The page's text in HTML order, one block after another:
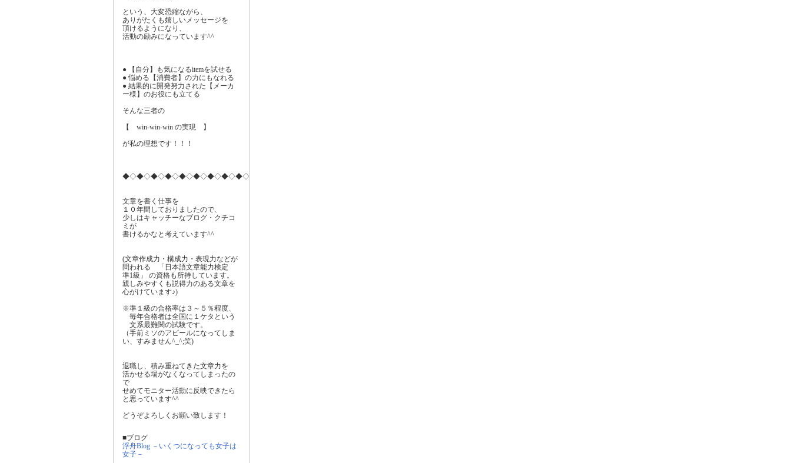
という、大変恐縮ながら、
ありがたくも嬉しいメッセージを
頂けるようになり、
活動の励みになっています^^
● 【自分】も気になるitemを試せる
● 悩める【消費者】の力にもなれる
● 結果的に開発努力された【メーカ
ー様】のお役にも立てる
そんな三者の
【 win-win-win の実現 】
が私の理想です！！！
◆◇◆◇◆◇◆◇◆◇◆◇◆◇◆◇◆◇◆◇◆◇◆◇◆◇◆◇◆◇◆◇◆
文章を書く仕事を
１０年間しておりましたので、
少しはキャッチーなブログ・クチコ
ミが
書けるかなと考えています^^
(文章作成力・構成力・表現力などが
問われる 「日本語文章能力検定
準1級」 の資格も所持しています。
親しみやすくも説得力のある文章を
心がけています♪)
※準１級の合格率は３～５％程度、
毎年合格者は全国に１ケタという
文系最難関の試験です。
（手前ミソのアピールになってしま
い、すみません^_^;笑)
退職し、積み重ねてきた文章力を
活かせる場がなくなってしまったの
で
せめてモニター活動に反映できたら
と思っています^^
どうぞよろしくお願い致します！
■ブログ
浮舟Blog －いくつになっても女子は
女子－